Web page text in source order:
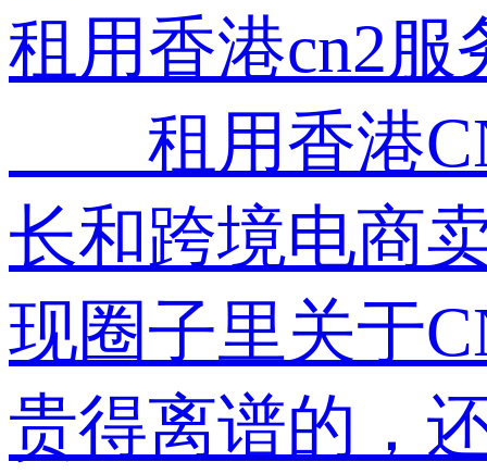
租用香港cn2
租用香港
长和跨境电商
现圈子里关于
贵得离谱的，